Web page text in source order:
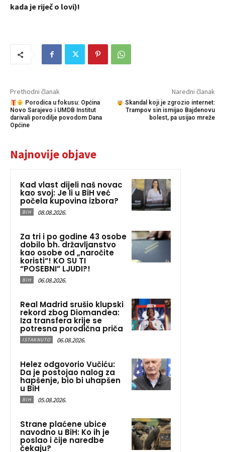
kada je riječ o lovi)!
Prethodni članak
Porodica u fokusu: Općina
Novo Sarajevo i UMDB Institut
darivali porodilje povodom Dana
Općine
Naredni članak
Skandal koji je zgrozio internet:
Trampov sin ismijao Bajdenovu
bolest, pa usijao mreže
Najnovije objave
Kad vlast dijeli naš novac
kao svoj: Je li u BiH već
počela kupovina izbora?
BIH 08.08.2026.
Za tri i po godine 43 osobe
dobilo bh. državljanstvo
kao osobe od „naročite
koristi“! KO SU TI
“POSEBNI” LJUDI?!
BIH 06.08.2026.
Real Madrid srušio klupski
rekord zbog Diomandea:
Iza transfera krije se
potresna porodična priča
ISTAKNUTO 06.08.2026.
Helez odgovorio Vučiću:
Da je postojao nalog za
hapšenje, bio bi uhapšen
u BiH
BIH 05.08.2026.
Strane plaćene ubice
navodno u BiH: Ko ih je
poslao i čije naredbe
čekaju?